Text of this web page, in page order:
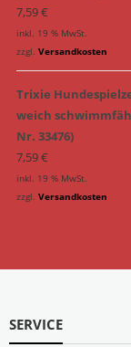
7,59€
inkl. 19 % MwSt.
zzgl. Versandkosten
Trixie
weich
Nr. 33476)
7,59€
inkl. 19 % MwSt.
zzgl. Versandkosten
SERVICE